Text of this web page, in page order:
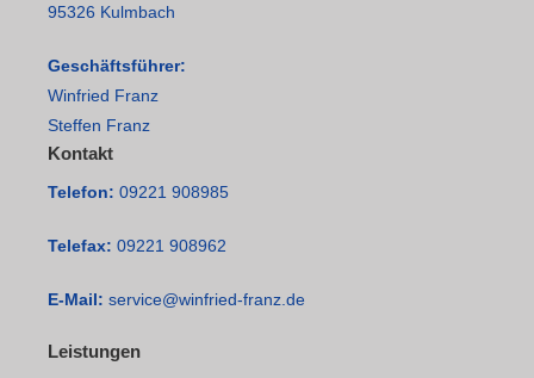
95326 Kulmbach
Geschäftsführer:
Winfried Franz
Steffen Franz
Kontakt
Telefon: 09221 908985
Telefax: 09221 908962
E-Mail: service@winfried-franz.de
Leistungen